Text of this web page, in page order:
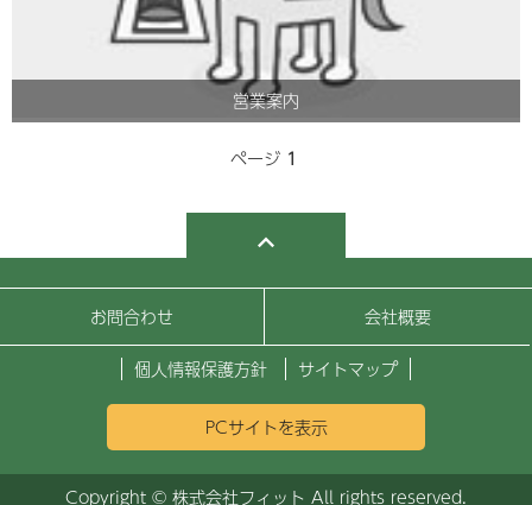
営業案内
ページ 1
お問合わせ
会社概要
個人情報保護方針
サイトマップ
PCサイトを表示
Copyright © 株式会社フィット All rights reserved.